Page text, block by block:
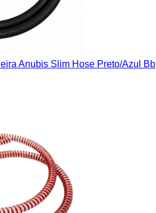
Anubis Slim Hose Preto/Azul Bb